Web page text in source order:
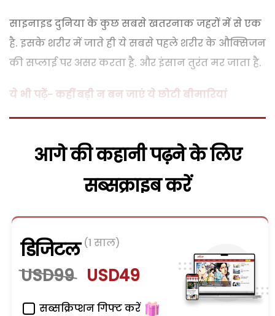
साइनाइड दुनिया के कुछ सबसे खतरनाक जहरों में से एक
है. इसके शरीर में जाते ही ये सबसे पहले शरीर के औक्सिजन
की सप्लाई पर असर करता है. और इंसान तुरंत मर जाता है.
ये भी पढ़ें- कहीं बड़ी न बन जाएं ये छोटी बीमारियां
आगे की कहानी पढ़ने के लिए
सब्सक्राइब करें
डिजिटल (1 साल)
USD99 USD49
सब्सक्रिप्शन गिफ्ट करें